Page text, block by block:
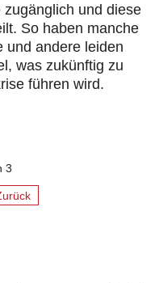
und diese
So haben manche
und andere leiden
was zukünftig zu
führen wird.
3